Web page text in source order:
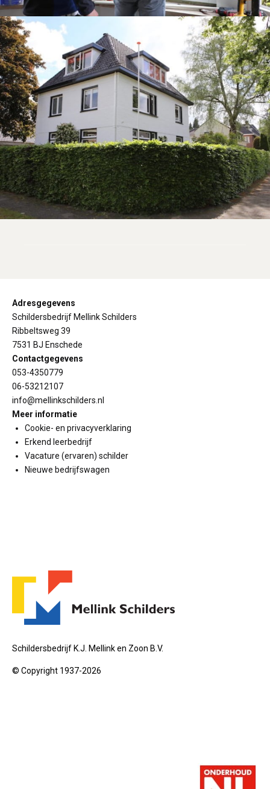
Woning -
Enschede
Binnenschilderwerk |
Buitenschilderwerk
BEKIJK REFERENTIES
Adresgegevens
Schildersbedrijf Mellink Schilders
Ribbeltsweg 39
7531 BJ Enschede
Contactgegevens
053-4350779
06-53212107
info@mellinkschilders.nl
Meer informatie
Cookie- en privacyverklaring
Erkend leerbedrijf
Vacature (ervaren) schilder
Nieuwe bedrijfswagen
Schildersbedrijf K.J. Mellink en Zoon B.V.
© Copyright 1937-2026